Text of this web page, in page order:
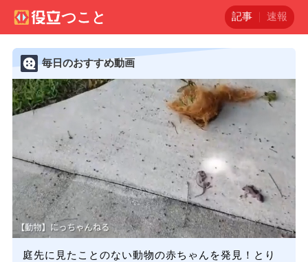
記事 速報
毎日のおすすめ動画
庭先に見たことのない動物の赤ちゃんを発見！とり